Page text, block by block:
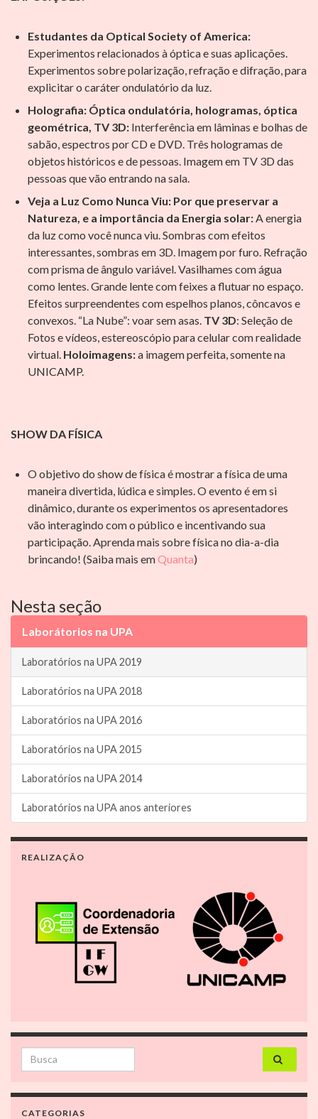
Estudantes da Optical Society of America:
Experimentos relacionados à óptica e suas aplicações.
Experimentos sobre polarização, refração e difração, para
explicitar o caráter ondulatório da luz.
Holografia: Óptica ondulatória, hologramas, óptica
geométrica, TV 3D: Interferência em lâminas e bolhas de
sabão, espectros por CD e DVD. Três hologramas de
objetos históricos e de pessoas. Imagem em TV 3D das
pessoas que vão entrando na sala.
Veja a Luz Como Nunca Viu: Por que preservar a
Natureza, e a importância da Energia solar:A energia
da luz como você nunca viu. Sombras com efeitos
interessantes, sombras em 3D. Imagem por furo. Refração
com prisma de ângulo variável. Vasilhames com água
como lentes. Grande lente com feixes a flutuar no espaço.
Efeitos surpreendentes com espelhos planos, côncavos e
convexos. “La Nube”: voar sem asas. TV 3D: Seleção de
Fotos e vídeos, estereoscópio para celular com realidade
virtual. Holoimagens:a imagem perfeita, somente na
UNICAMP.
SHOW DA FÍSICA
O objetivo do show de física é mostrar a física de uma
maneira divertida, lúdica e simples. O evento é em si
dinâmico, durante os experimentos os apresentadores
vão interagindo com o público e incentivando sua
participação. Aprenda mais sobre física no dia-a-dia
brincando! (Saiba mais emQuanta)
Nesta seção
Laborátorios na UPA
Laboratórios na UPA 2019
Laboratórios na UPA 2018
Laboratórios na UPA 2016
Laboratórios na UPA 2015
Laboratórios na UPA 2014
Laboratórios na UPA anos anteriores
REALIZAÇÃO
Search for:
CATEGORIAS